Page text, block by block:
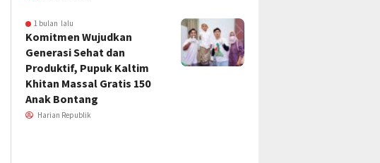
1 bulan lalu
Komitmen Wujudkan
Generasi Sehat dan
Produktif, Pupuk Kaltim
Khitan Massal Gratis 150
Anak Bontang
Harian Republik